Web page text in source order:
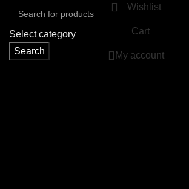
Select category
Search
Wishlist
Cart
My account